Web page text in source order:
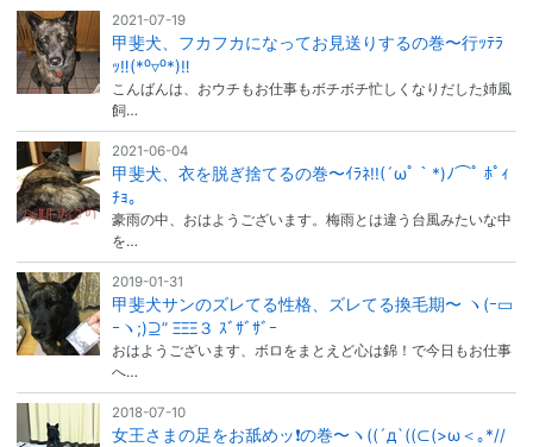
2021-07-19
甲斐犬、フカフカになってお見送りするの巻〜行ｯﾃﾗ
ｯ‼︎(*⁰▿⁰*)‼︎
こんばんは、おウチもお仕事もボチボチ忙しくなりだした姉風
飼…
2021-06-04
甲斐犬、衣を脱ぎ捨てるの巻〜ｲﾗﾈ!!(´ωﾟ｀*)ﾉ⌒ﾟ ﾎﾟｨ
ﾁｮ。
豪雨の中、おはようございます。梅雨とは違う台風みたいな中
を…
2019-01-31
甲斐犬サンのズレてる性格、ズレてる換毛期〜 ヽ(ｰ▭
ｰヽ;)⊇” ΞΞΞ３ ｽﾞｻﾞｻﾞｰ
おはようございます、ボロをまとえど心は錦！で今日もお仕事
へ…
2018-07-10
女王さまの足をお舐めッ❗️の巻〜ヽ((´д`((⊂(>ω＜｡*//